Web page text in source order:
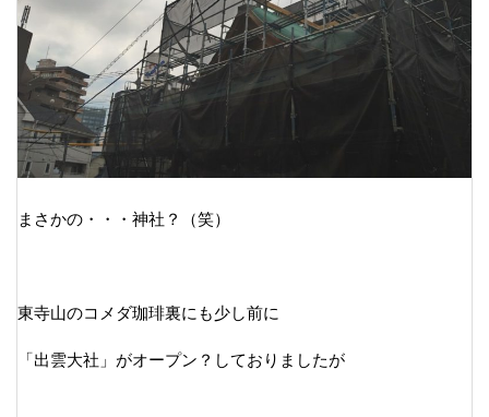
まさかの・・・神社？（笑）
東寺山のコメダ珈琲裏にも少し前に
「出雲大社」がオープン？しておりましたが